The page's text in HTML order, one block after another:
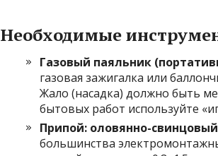
Необходимые
Газовый паяльник
газовая зажигалка или
Жало (насадка) должно быть
бытовых работ используйте
Припой: оловянно-
большинства